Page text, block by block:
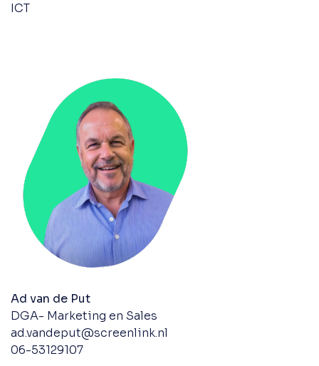
ICT
Ad van de Put
DGA- Marketing en Sales
ad.vandeput@screenlink.nl
06-53129107